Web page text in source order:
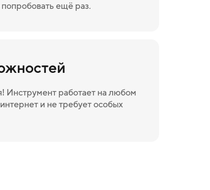
ещё раз.
Инструмент работает на любом
и не требует особых